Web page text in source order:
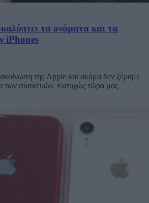
τα ονόματα και τα
iPhones
της Apple και ακόμα δεν ξέραμε
των συσκευών. Ευτυχώς τώρα μας